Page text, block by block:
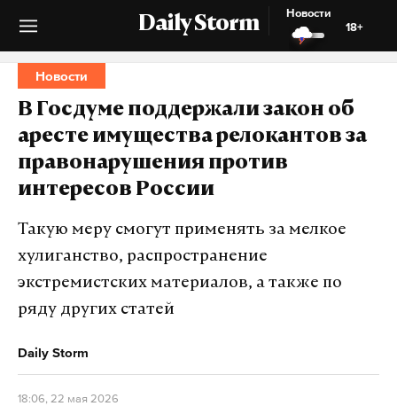
Daily Storm
Новости
18+
Новости
В Госдуме поддержали закон об
аресте имущества релокантов за
правонарушения против
интересов России
Такую меру смогут применять за мелкое
хулиганство, распространение
экстремистских материалов, а также по
ряду других статей
Daily Storm
18:06, 22 мая 2026